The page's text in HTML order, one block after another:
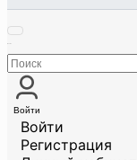
Войти
Войти
Регистрация